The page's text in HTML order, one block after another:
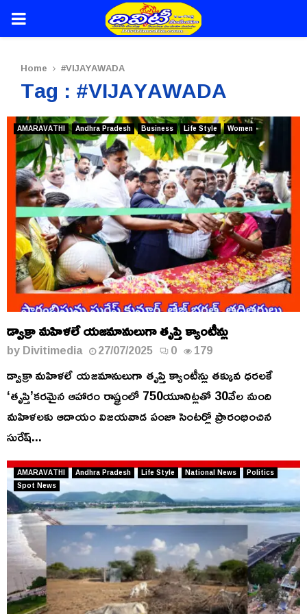
PRIMARY
Home #VIJAYAWADA
Tag : #VIJAYAWADA
AMARAVATHI Andhra Pradesh Business Life Style Women
డ్వాక్రా మహిళలే యజమానులుగా తృప్తి క్యాంటీన్లు
byDivitimedia 27/07/2025 0 179
డ్వాక్రా మహిళలే యజమానులుగా తృప్తి క్యాంటీన్లు తక్కువ ధరలకే
‘తృప్తి’కరమైన ఆహారం రాష్ట్రంలో 750యూనిట్లతో 30వేల మంది
మహిళలకు ఆదాయం విజయవాడ పంజా సెంటర్లో ప్రారంభించిన
సురేష్...
AMARAVATHI Andhra Pradesh Life Style National News
Politics
Spot News